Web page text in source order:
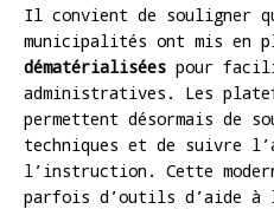
Il convient de souligner
municipalités ont mis en
dématérialisées pour
administratives. Les
permettent désormais de
techniques et de suivre
l’instruction. Cette
parfois d’outils d’aide